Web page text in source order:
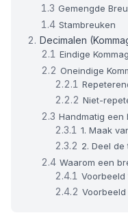
Gemengde
Stambreuken
Decimalen
Eindige
Oneindige
Niet-
Handmatig een
1. Maak
2. Deel
Waarom een
Voorbeeld
Voorbeeld